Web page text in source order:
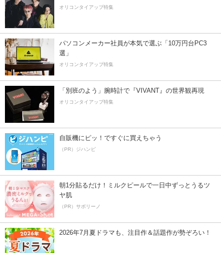
オリコンタイアップ特集
パソコンメーカー社員が本気で選ぶ「10万円台PC3
選」
オリコンタイアップ特集
「別班のよう」腕時計で『VIVANT』の世界観再現
オリコンタイアップ特集
自販機にピッ！ですぐに買えちゃう
（PR）ジハンピ
朝1分貼るだけ！ミルクピールで一日中ずっとうるツ
ヤ肌
（PR）サボリーノ
2026年7月夏ドラマも、注目作＆話題作が勢ぞろい！